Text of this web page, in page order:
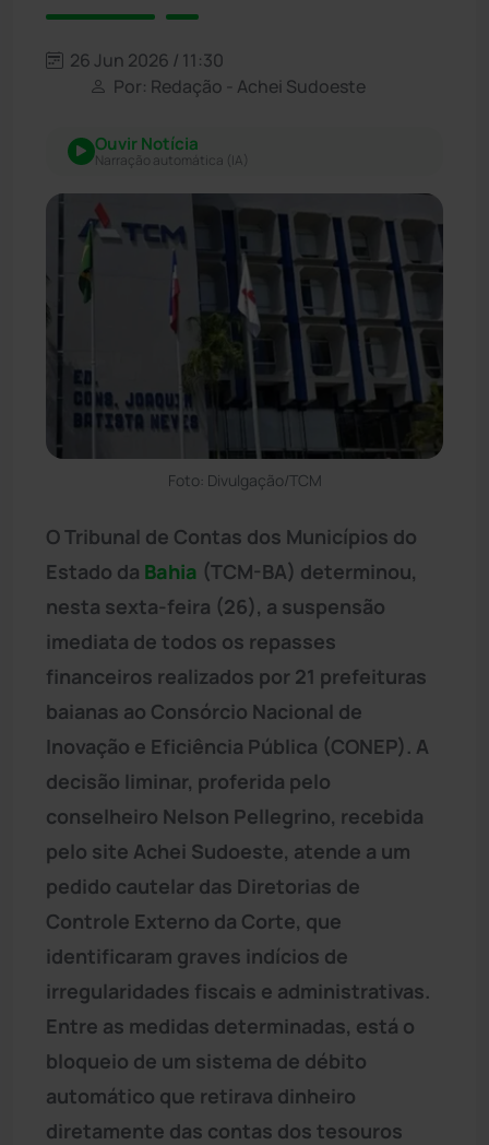
26 Jun 2026 / 11:30
Por: Redação - Achei Sudoeste
Ouvir Notícia
Narração automática (IA)
Foto: Divulgação/TCM
O Tribunal de Contas dos Municípios do
Estado da Bahia (TCM-BA) determinou,
nesta sexta-feira (26), a suspensão
imediata de todos os repasses
financeiros realizados por 21 prefeituras
baianas ao Consórcio Nacional de
Inovação e Eficiência Pública (CONEP). A
decisão liminar, proferida pelo
conselheiro Nelson Pellegrino, recebida
pelo site Achei Sudoeste, atende a um
pedido cautelar das Diretorias de
Controle Externo da Corte, que
identificaram graves indícios de
irregularidades fiscais e administrativas.
Entre as medidas determinadas, está o
bloqueio de um sistema de débito
automático que retirava dinheiro
diretamente das contas dos tesouros